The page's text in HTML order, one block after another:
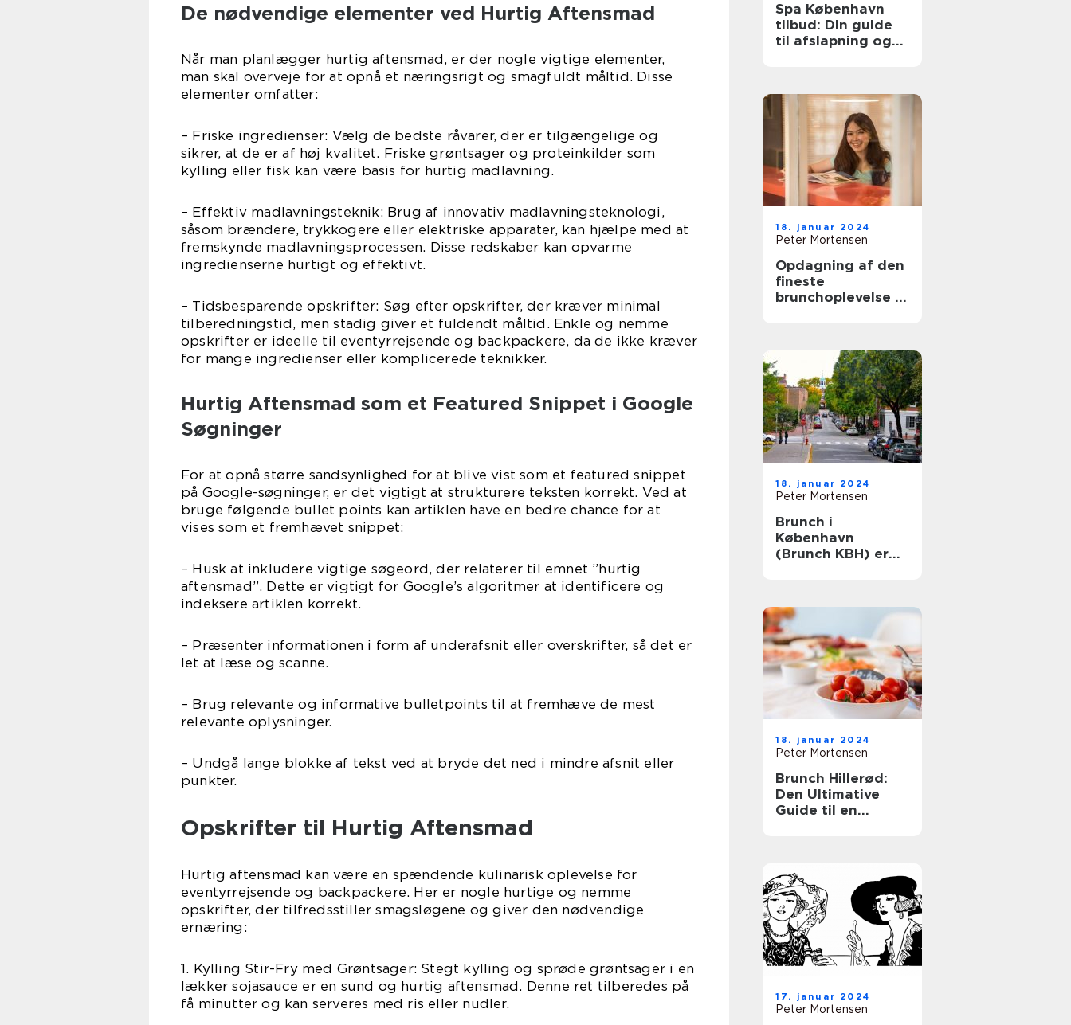
De nødvendige elementer ved Hurtig Aftensmad
Når man planlægger hurtig aftensmad, er der nogle vigtige elementer,
man skal overveje for at opnå et næringsrigt og smagfuldt måltid. Disse
elementer omfatter:
– Friske ingredienser: Vælg de bedste råvarer, der er tilgængelige og
sikrer, at de er af høj kvalitet. Friske grøntsager og proteinkilder som
kylling eller fisk kan være basis for hurtig madlavning.
– Effektiv madlavningsteknik: Brug af innovativ madlavningsteknologi,
såsom brændere, trykkogere eller elektriske apparater, kan hjælpe med at
fremskynde madlavningsprocessen. Disse redskaber kan opvarme
ingredienserne hurtigt og effektivt.
– Tidsbesparende opskrifter: Søg efter opskrifter, der kræver minimal
tilberedningstid, men stadig giver et fuldendt måltid. Enkle og nemme
opskrifter er ideelle til eventyrrejsende og backpackere, da de ikke kræver
for mange ingredienser eller komplicerede teknikker.
Hurtig Aftensmad som et Featured Snippet i Google
Søgninger
For at opnå større sandsynlighed for at blive vist som et featured snippet
på Google-søgninger, er det vigtigt at strukturere teksten korrekt. Ved at
bruge følgende bullet points kan artiklen have en bedre chance for at
vises som et fremhævet snippet:
– Husk at inkludere vigtige søgeord, der relaterer til emnet ”hurtig
aftensmad”. Dette er vigtigt for Google’s algoritmer at identificere og
indeksere artiklen korrekt.
– Præsenter informationen i form af underafsnit eller overskrifter, så det er
let at læse og scanne.
– Brug relevante og informative bulletpoints til at fremhæve de mest
relevante oplysninger.
– Undgå lange blokke af tekst ved at bryde det ned i mindre afsnit eller
punkter.
Opskrifter til Hurtig Aftensmad
Hurtig aftensmad kan være en spændende kulinarisk oplevelse for
eventyrrejsende og backpackere. Her er nogle hurtige og nemme
opskrifter, der tilfredsstiller smagsløgene og giver den nødvendige
ernæring:
1. Kylling Stir-Fry med Grøntsager: Stegt kylling og sprøde grøntsager i en
lækker sojasauce er en sund og hurtig aftensmad. Denne ret tilberedes på
få minutter og kan serveres med ris eller nudler.
Spa København
tilbud: Din guide
til afslapning og
18. januar 2024
Peter Mortensen
Opdagning af den
fineste
brunchoplevelse i
18. januar 2024
Peter Mortensen
Brunch i
København
(Brunch KBH) er
mennesker i
hovedstaden
18. januar 2024
Peter Mortensen
Brunch Hillerød:
Den Ultimative
Guide til en
17. januar 2024
Peter Mortensen